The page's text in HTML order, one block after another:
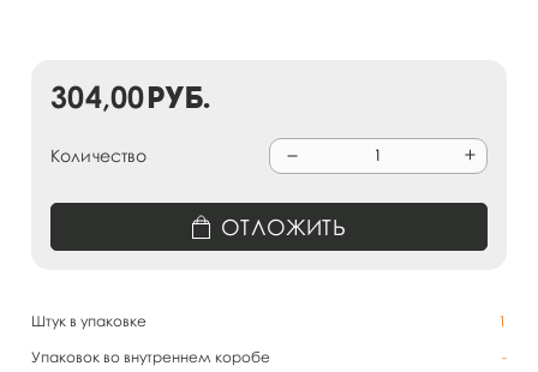
Штук в упаковке
1
Упаковок во внутреннем коробе
-
304,00руб.
Количество
ОТЛОЖИТЬ